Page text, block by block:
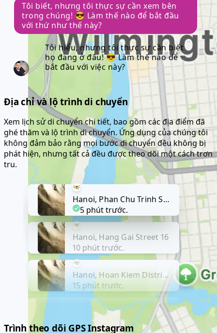
Tôi biết, nhưng tôi thực sự cần xem bên
trong chúng! 😎 Làm thế nào để bắt đầu
với thứ như thế này?
Tôi hiểu, nhưng tôi thực sự cần biết
họ đang ở đâu! 😎 Làm thế nào để
bắt đầu với việc này?
Địa chỉ và lộ trình di chuyển
Xem lịch sử di chuyển chi tiết, bao gồm các địa điểm đã
ghé thăm và lộ trình di chuyển. Ứng dụng của chúng tôi
không đảm bảo rằng mọi bước di chuyển đều không bị
phát hiện, nhưng tất cả đều được theo dõi một cách trơn
tru.
Hanoi, Hoan Kiem District, 5
Hanoi, Hang Gai Street 16
10 phút trước.
Hanoi, Hoan Kiem District, 5
15 phút trước.
Hanoi, Phan Chu Trinh Street
5 phút trước.
Trình theo dõi GPS Instagram